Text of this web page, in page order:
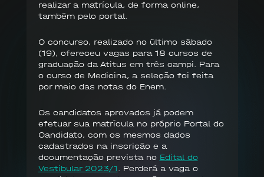
realizar a matrícula, de forma online,
também pelo portal.
O concurso, realizado no último sábado
(19), ofereceu vagas para 18 cursos de
graduação da Atitus em três campi. Para
o curso de Medicina, a seleção foi feita
por meio das notas do Enem.
Os candidatos aprovados já podem
efetuar sua matrícula no próprio Portal do
Candidato, com os mesmos dados
cadastrados na inscrição e a
documentação prevista no Edital do
Vestibular 2023/1 . Perderá a vaga o